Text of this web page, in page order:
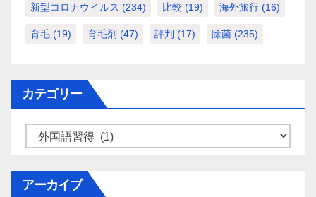
新型コロナウイルス (234) 比較 (19) 海外旅行 (16)
育毛 (19) 育毛剤 (47) 評判 (17) 除菌 (235)
カテゴリー
アーカイブ